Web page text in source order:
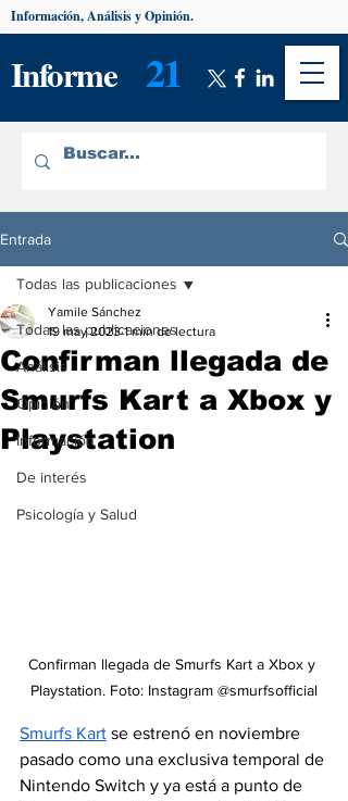
Informe 21
Información, Análisis y Opinión.
Entrada
Todas las publicaciones
Análisis
Opinión
Información
De interés
Psicología y Salud
Todas las publicaciones
Confirman llegada de
Smurfs Kart a Xbox y
Playstation
Yamile Sánchez
19 may 2023 1 min de lectura
Confirman llegada de Smurfs Kart a Xbox y
Playstation. Foto: Instagram @smurfsofficial
Smurfs Kart se estrenó en noviembre
pasado como una exclusiva temporal de
Nintendo Switch y ya está a punto de